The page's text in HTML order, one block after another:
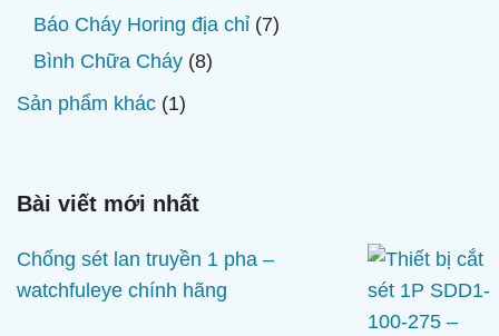
phẩmsản
Báo Cháy Horing địa chỉ 77
Bình Chữa Cháy 88
Sản phẩm khác 11
Bài viết mới nhất
Chống sét lan truyền 1 pha –
watchfuleye chính hãng